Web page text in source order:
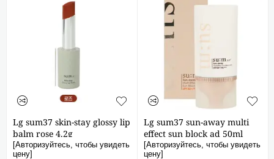
Lg sum37 skin-stay glossy lip
balm rose 4.2g
[Авторизуйтесь, чтобы увидеть
цену]
Lg sum37 sun-away multi
effect sun block ad 50ml
[Авторизуйтесь, чтобы увидеть
цену]